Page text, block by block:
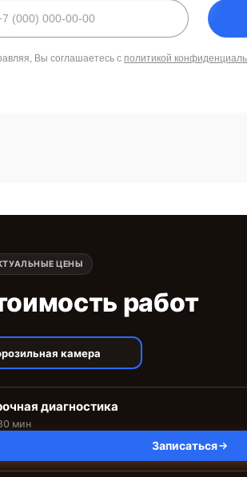
Вы соглашаетесь с политикой
ЦЕНЫ
работ
камера
диагностика
мин
Записаться